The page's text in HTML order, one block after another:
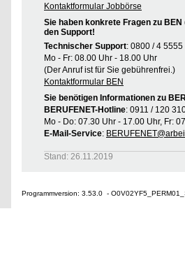
Kontaktformular Jobbörse
Sie haben konkrete Fragen zu
den Support!
Technischer Support: 0800 / 4 5555
Mo - Fr: 08.00 Uhr - 18.00 Uhr
(Der Anruf ist für Sie gebührenfrei.)
Kontaktformular BEN
Sie benötigen Informationen zu
BERUFENET-Hotline: 0911 / 120
Mo - Do: 07.30 Uhr - 17.00 Uhr, Fr:
E-Mail-Service:
Stand: 26.11.2019
Programmversion: 3.53.0 -